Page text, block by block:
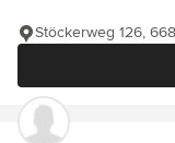
Stöckerweg 126,